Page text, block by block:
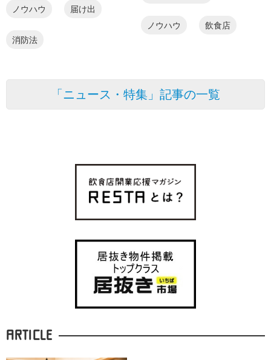
ノウハウ 届け出
消防法
ノウハウ 飲食店
「ニュース・特集」記事の一覧
ARTICLE